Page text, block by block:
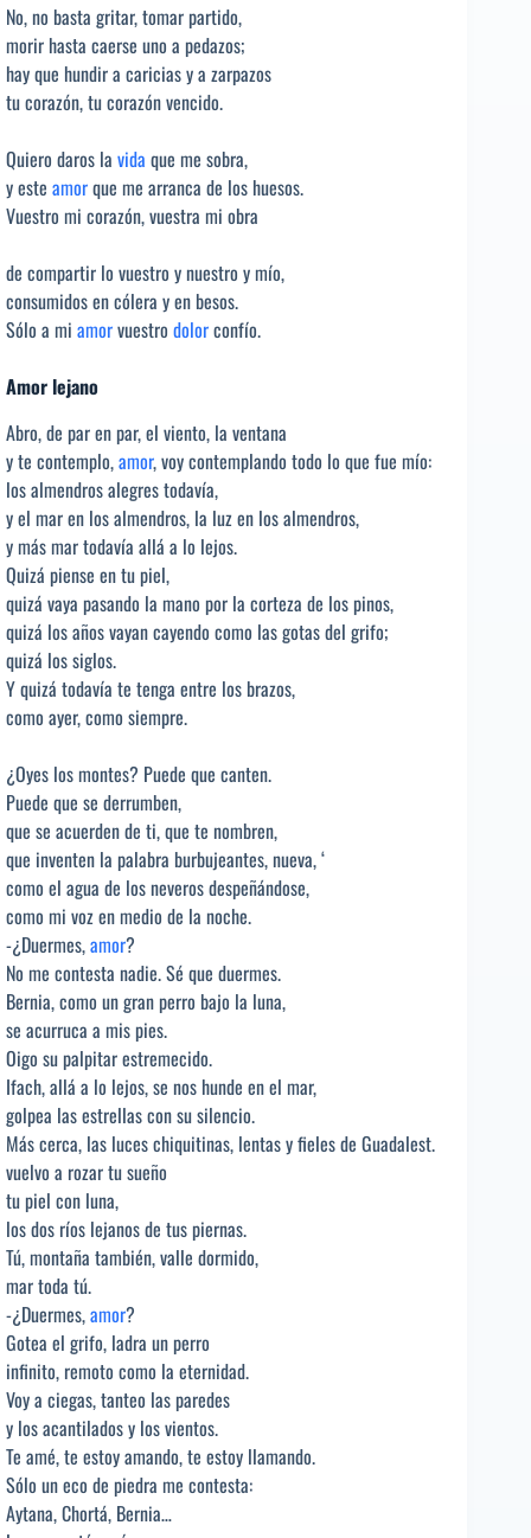
No, no basta gritar, tomar partido,
morir hasta caerse uno a pedazos;
hay que hundir a caricias y a zarpazos
tu corazón, tu corazón vencido.
Quiero daros la vida que me sobra,
y este amorque me arranca de los huesos.
Vuestro mi corazón, vuestra mi obra
de compartir lo vuestro y nuestro y mío,
consumidos en cólera y en besos.
Sólo a mi amorvuestro dolorconfío.
Amor lejano
Abro, de par en par, el viento, la ventana
y te contemplo,amor, voy contemplando todo lo que fue mío:
los almendros alegres todavía,
y el mar en los almendros, la luz en los almendros,
y más mar todavía allá a lo lejos.
Quizá piense en tu piel,
quizá vaya pasando la mano por la corteza de los pinos,
quizá los años vayan cayendo como las gotas del grifo;
quizá los siglos.
Y quizá todavía te tenga entre los brazos,
como ayer, como siempre.
¿Oyes los montes? Puede que canten.
Puede que se derrumben,
que se acuerden de ti, que te nombren,
que inventen la palabra burbujeantes, nueva, ‘
como el agua de los neveros despeñándose,
como mi voz en medio de la noche.
-¿Duermes,amor?
No me contesta nadie. Sé que duermes.
Bernia, como un gran perro bajo la luna,
se acurruca a mis pies.
Oigo su palpitar estremecido.
Ifach, allá a lo lejos, se nos hunde en el mar,
golpea las estrellas con su silencio.
Más cerca, las luces chiquitinas, lentas y fieles de Guadalest.
vuelvo a rozar tu sueño
tu piel con luna,
los dos ríos lejanos de tus piernas.
Tú, montaña también, valle dormido,
mar toda tú.
-¿Duermes,amor?
Gotea el grifo, ladra un perro
infinito, remoto como la eternidad.
Voy a ciegas, tanteo las paredes
y los acantilados y los vientos.
Te amé, te estoy amando, te estoy llamando.
Sólo un eco de piedra me contesta:
Aytana, Chortá, Bernia…